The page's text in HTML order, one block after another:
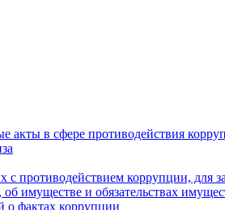
акты в сфере противодействия
противодействием коррупции, для
имуществе и обязательствах
о фактах коррупции